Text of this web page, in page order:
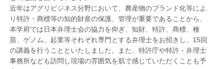
近年はアグリビジネス分野において、農産物のブランド化等によ
り特許・商標等の知的財産の保護、管理が重要であることから、
本学府では日本弁理士会の協力を仰ぎ、知財、特許、商標、種
苗、ゲノム、起業等それぞれ専門とする弁理士をお招きし、15回
の講義を行うことといたしました。また、特許庁や特許・弁理士
事務所なども訪問し現場の雰囲気を肌で感じていただくことも予